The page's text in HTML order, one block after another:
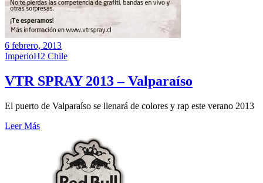
6 febrero, 2013
ImperioH2 Chile
VTR SPRAY 2013 – Valparaíso
El puerto de Valparaíso se llenará de colores y rap este verano 2013
Leer Más